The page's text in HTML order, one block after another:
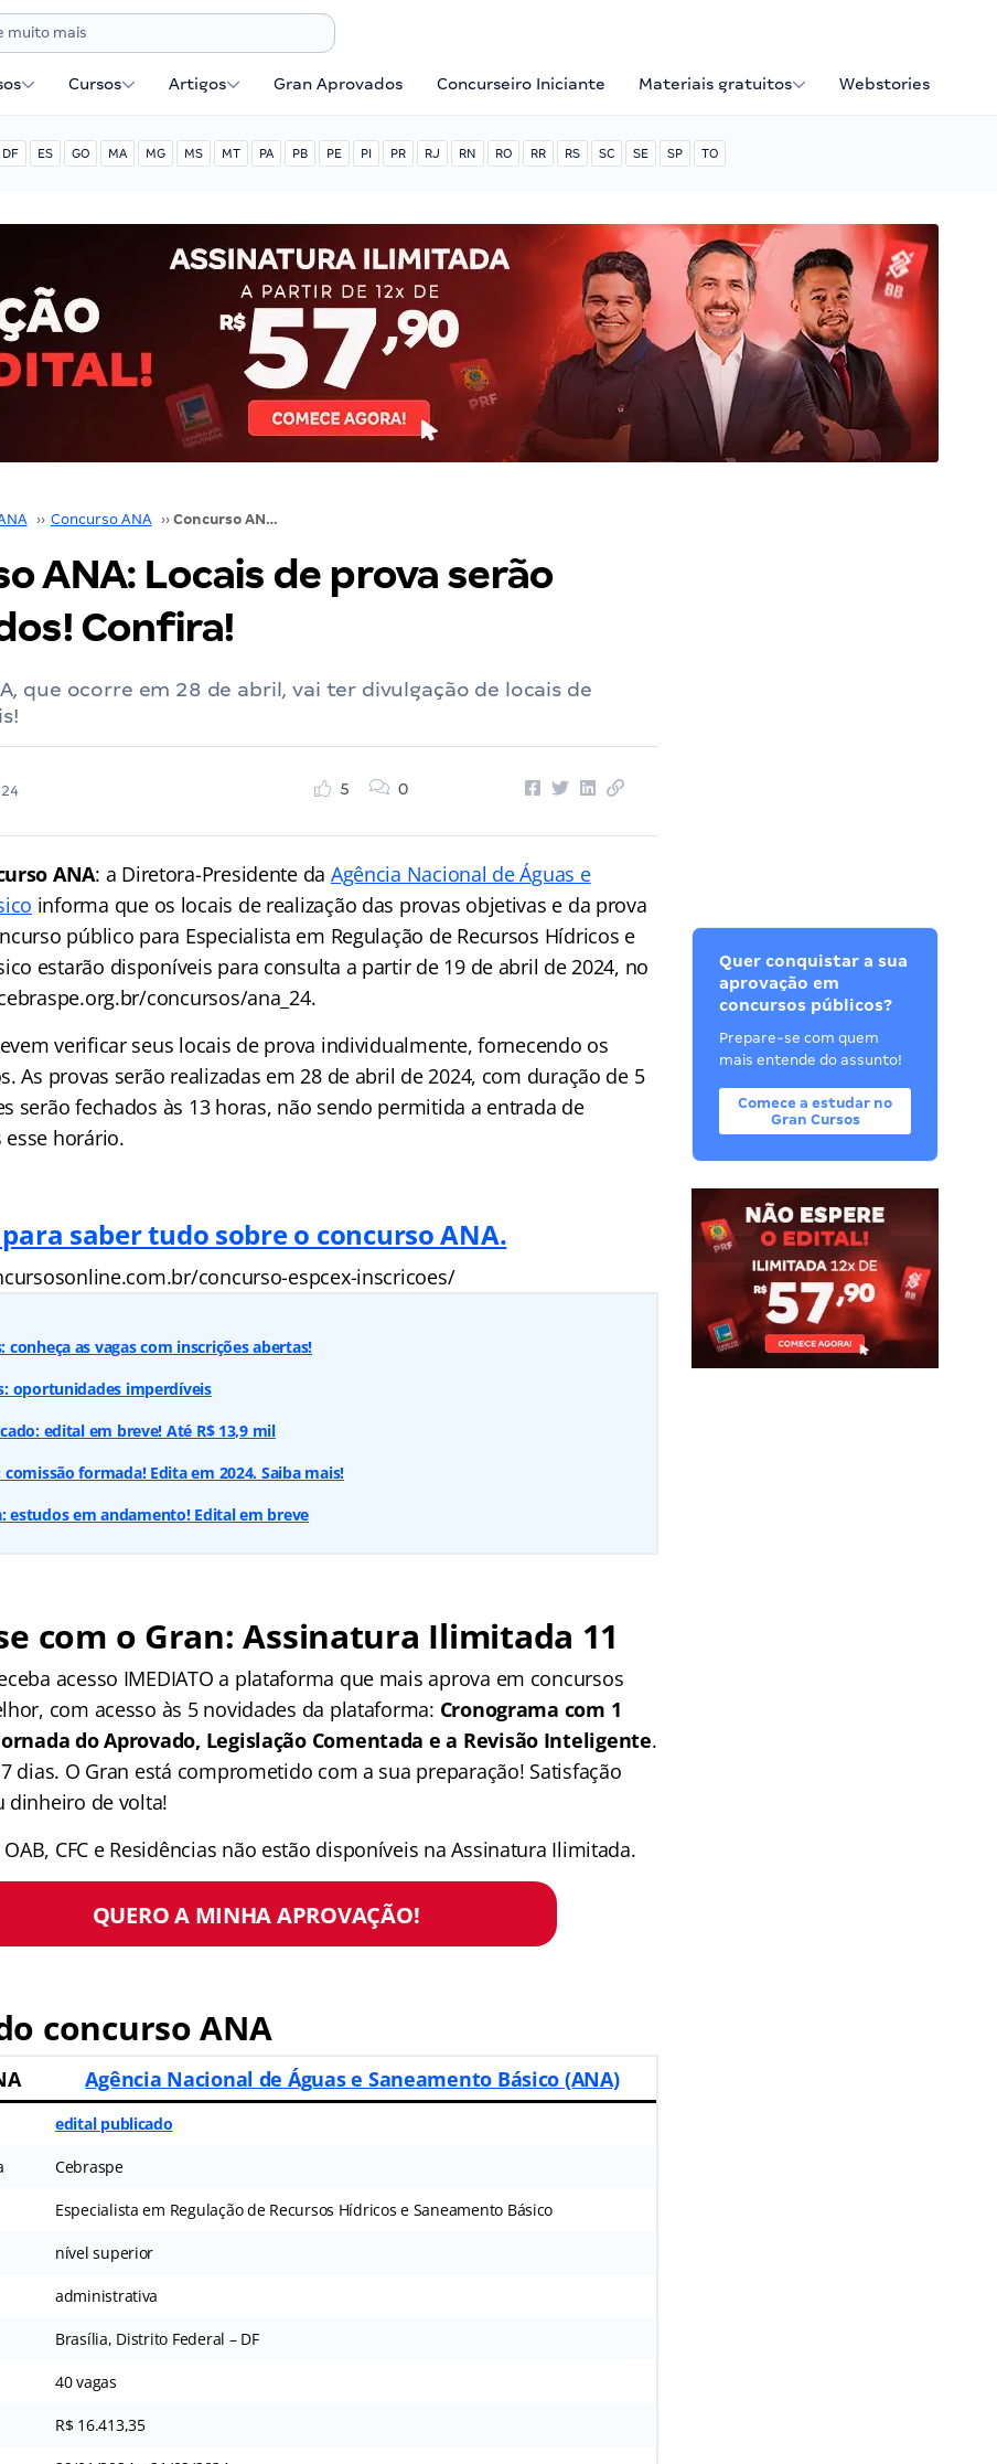
Cursos Artigos Gran Aprovados Concurseiro Iniciante Materiais gratuitos Webstories
DF ES GO MA MG MS MT PA PB PE PI PR RJ RN RO RR RS SC SE SP TO
›› Concurso ANA ›› Concurso ANA: Locais de prova serão divulgados! Confira!
ANA: Locais de prova serão
Confira!
que ocorre em 28 de abril, vai ter divulgação de locais de
5 0
ANA: a Diretora-Presidente da Agência Nacional de Águas e
informa que os locais de realização das provas objetivas e da prova
público para Especialista em Regulação de Recursos Hídricos e
estarão disponíveis para consulta a partir de 19 de abril de 2024, no
concursos/ana_24.
verificar seus locais de prova individualmente, fornecendo os
As provas serão realizadas em 28 de abril de 2024, com duração de 5
serão fechados às 13 horas, não sendo permitida a entrada de
horário.
saber tudo sobre o concurso ANA.
concurso-espcex-inscricoes/
conheça as vagas com inscrições abertas!
oportunidades imperdíveis
edital em breve! Até R$ 13,9 mil
formada! Edita em 2024. Saiba mais!
estudos em andamento! Edital em breve
com o Gran: Assinatura Ilimitada 11
acesso IMEDIATO a plataforma que mais aprova em concursos
com acesso às 5 novidades da plataforma: Cronograma com 1
do Aprovado, Legislação Comentada e a Revisão Inteligente.
dias. O Gran está comprometido com a sua preparação! Satisfação
dinheiro de volta!
CFC e Residências não estão disponíveis na Assinatura Ilimitada.
QUERO A MINHA APROVAÇÃO!
concurso ANA
Agência Nacional de Águas e Saneamento Básico (ANA)
edital publicado
Cebraspe
Especialista em Regulação de Recursos Hídricos e Saneamento Básico
nível superior
administrativa
Brasília, Distrito Federal – DF
40 vagas
R$ 16.413,35
Quer conquistar a sua
aprovação em
concursos públicos?
Prepare-se com quem
mais entende do assunto!
Comece a estudar no
Gran Cursos